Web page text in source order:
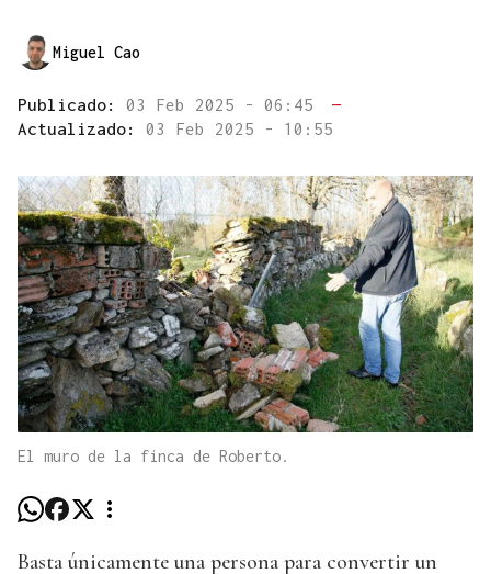
Miguel Cao
Publicado: 03 Feb 2025 - 06:45
—
Actualizado: 03 Feb 2025 - 10:55
El muro de la finca de Roberto.
Basta únicamente una persona para convertir un